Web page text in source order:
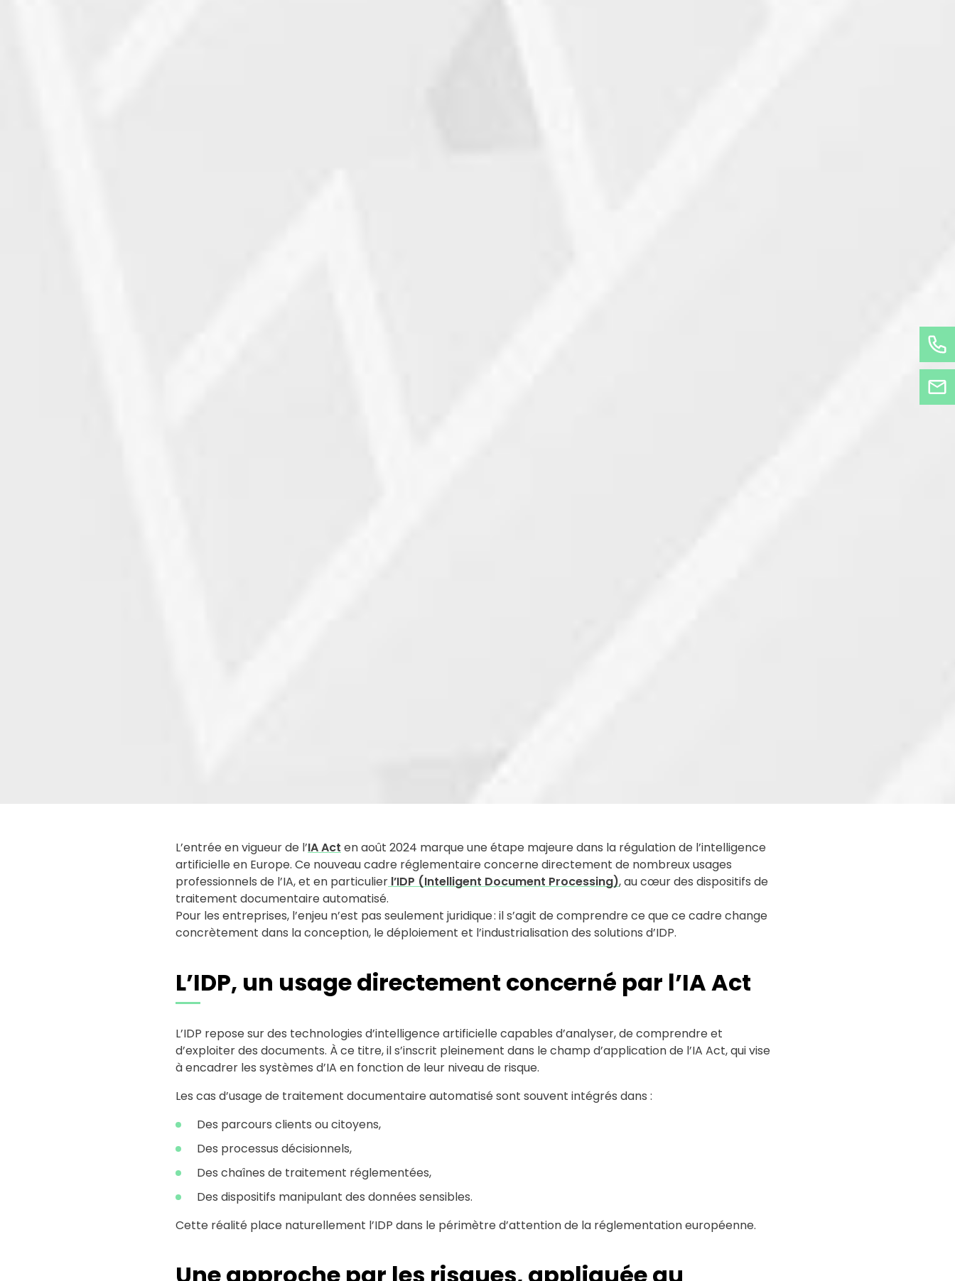
L’entrée en vigueur de l’IA Act en août 2024 marque une étape majeure dans la régulation de l’intelligence
artificielle en Europe. Ce nouveau cadre réglementaire concerne directement de nombreux usages
professionnels de l’IA, et en particulier l’IDP (Intelligent Document Processing), au cœur des dispositifs de
traitement documentaire automatisé.
Pour les entreprises, l’enjeu n’est pas seulement juridique : il s’agit de comprendre ce que ce cadre change
concrètement dans la conception, le déploiement et l’industrialisation des solutions d’IDP.
L’IDP, un usage directement concerné par l’IA Act
L’IDP repose sur des technologies d’intelligence artificielle capables d’analyser, de comprendre et
d’exploiter des documents. À ce titre, il s’inscrit pleinement dans le champ d’application de l’IA Act, qui vise
à encadrer les systèmes d’IA en fonction de leur niveau de risque.
Les cas d’usage de traitement documentaire automatisé sont souvent intégrés dans :
Des parcours clients ou citoyens,
Des processus décisionnels,
Des chaînes de traitement réglementées,
Des dispositifs manipulant des données sensibles.
Cette réalité place naturellement l’IDP dans le périmètre d’attention de la réglementation européenne.